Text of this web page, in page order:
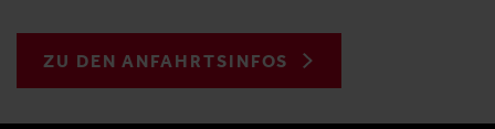
ZU DEN ANFAHRTSINFOS